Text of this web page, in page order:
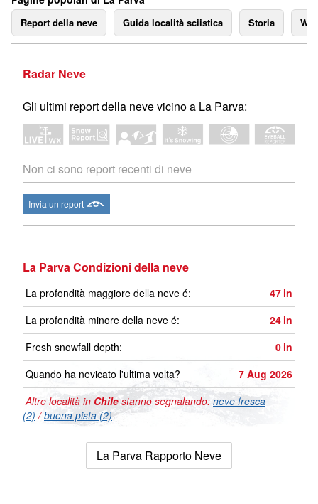
Report della neve Guida località sciistica Storia
Radar Neve
Gli ultimi report della neve vicino a La Parva:
Non ci sono report recenti di neve
Invia un report
La Parva Condizioni della neve
La profondità maggiore della neve é: 47 in
La profondità minore della neve é:
24 in
Fresh snowfall depth:
0 in
Quando ha nevicato l'ultima volta?
7 Aug 2026
Altre località in Chilestanno segnalando: neve fresca
(2) /buona pista (2)
La Parva Rapporto Neve